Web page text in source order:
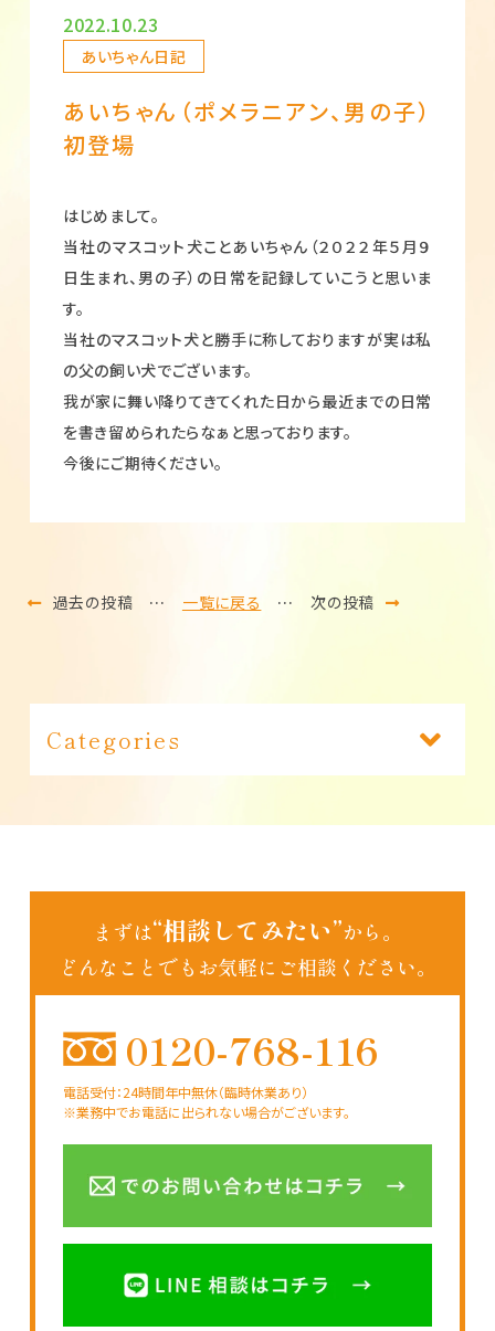
2022.10.23
あいちゃん日記
あいちゃん（ポメラニアン、男の子）
初登場
はじめまして。
当社のマスコット犬ことあいちゃん（２０２２年５月９
日生まれ、男の子）の日常を記録していこうと思いま
す。
当社のマスコット犬と勝手に称しておりますが実は私
の父の飼い犬でございます。
我が家に舞い降りてきてくれた日から最近までの日常
を書き留められたらなぁと思っております。
今後にご期待ください。
過去の投稿 … 一覧に戻る … 次の投稿
Categories
まずは“相談してみたい”から。
どんなことでもお気軽にご相談ください。
0120-768-116
電話受付：24時間年中無休（臨時休業あり）
※業務中でお電話に出られない場合がございます。